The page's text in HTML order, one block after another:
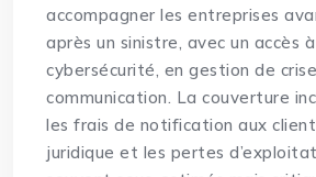
accompagner les entreprises
après un sinistre, avec un accès
cybersécurité, en gestion de
communication. La couverture
les frais de notification aux
juridique et les pertes